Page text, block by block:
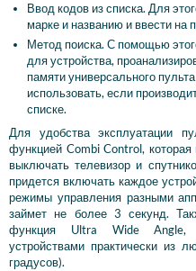
Ввод кодов из списка. Для
марке и названию и ввести на
Метод поиска. С помощью
для устройства,
памяти универсального
использовать, если
списке.
Для удобства эксплуатации
функцией Combi Control,
выключать телевизор и
придется включать каждое
режимы управления разными
займет не более 3 секунд.
функция Ultra Wide Angle,
устройствами практически из
градусов).